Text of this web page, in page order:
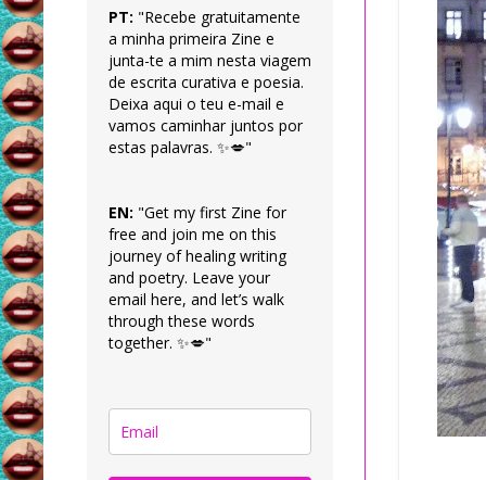
PT: "Recebe gratuitamente
a minha primeira Zine e
junta-te a mim nesta viagem
de escrita curativa e poesia.
Deixa aqui o teu e-mail e
vamos caminhar juntos por
estas palavras. ✨💋"
EN: "Get my first Zine for
free and join me on this
journey of healing writing
and poetry. Leave your
email here, and let’s walk
through these words
together. ✨💋"